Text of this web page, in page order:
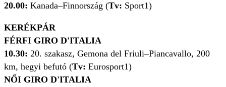
20.00: Kanada–Finnország (Tv: Sport1)
KERÉKPÁR
FÉRFI GIRO D'ITALIA
10.30: 20. szakasz, Gemona del Friuli–Piancavallo, 200
km, hegyi befutó (Tv: Eurosport1)
NŐI GIRO D'ITALIA